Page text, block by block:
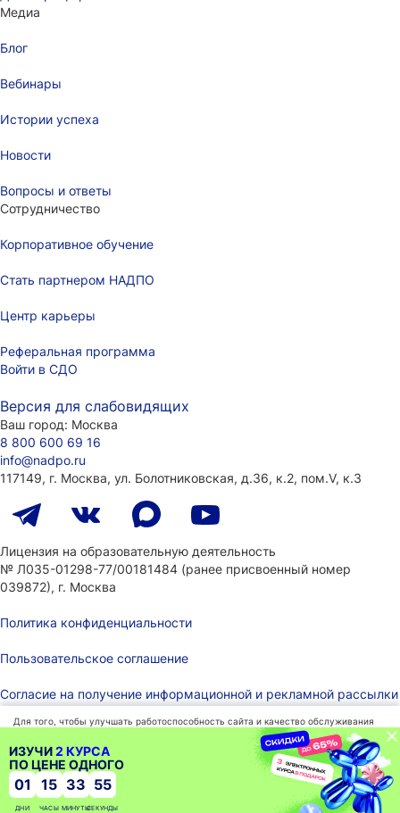
ИЗУЧИ2 КУРСА
ПО ЦЕНЕ ОДНОГО
01
ДНИ
15
ЧАСЫ
33
МИНУТЫ
54
СЕКУНДЫ
Для того, чтобы улучшать работоспособность сайта и качество обслуживания
мы используем файлы cookies, которые сохраняются на вашем компьютере.
Нажимая «СОГЛАСЕН» Вы подтверждаете то, что Вы проинформированы об
использовании cookies на нашем сайте. Продолжая использовать наш сайт, вы
автоматически соглашаетесь с использованием данных технологий.
Медиа
Блог
Вебинары
Истории успеха
Новости
Вопросы и ответы
Сотрудничество
Корпоративное обучение
Стать партнером НАДПО
Центр карьеры
Реферальная программа
Войти в СДО
Версия для слабовидящих
Ваш город: Москва
8 800 600 69 16
info@nadpo.ru
117149, г. Москва, ул. Болотниковская, д.36, к.2, пом.V, к.3
Лицензия на образовательную деятельность
№ Л035-01298-77/00181484 (ранее присвоенный номер
039872), г. Москва
Политика конфиденциальности
Пользовательское соглашение
Согласие на получение информационной и рекламной рассылки
Работаем также через порталы поставщиков
Политика
обработки